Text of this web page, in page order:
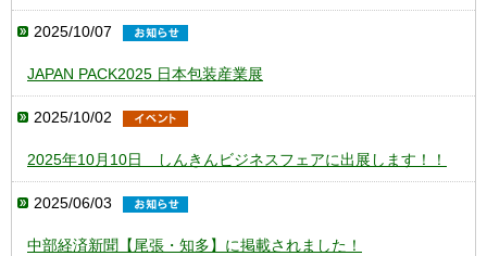
2025/10/07
JAPAN PACK2025 日本包装産業展
2025/10/02
2025年10月10日 しんきんビジネスフェアに出展します！！
2025/06/03
中部経済新聞【尾張・知多】に掲載されました！